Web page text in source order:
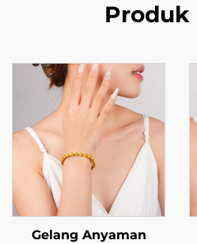
Produk
Gelang Anyaman